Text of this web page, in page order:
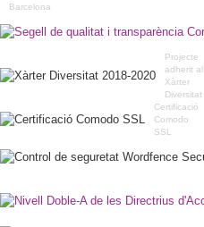
Barcelona
Projecte
adherit al
Xàrter
Diversitat
Certificació
Comodo
SSL